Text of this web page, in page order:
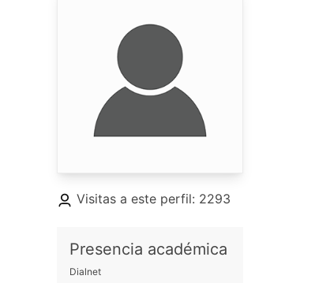
Visitas a este perfil: 2293
Presencia académica
Dialnet